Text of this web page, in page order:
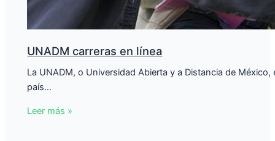
UNADM carreras en línea
La UNADM, o Universidad Abierta y a Distancia de
país…
Leer más »